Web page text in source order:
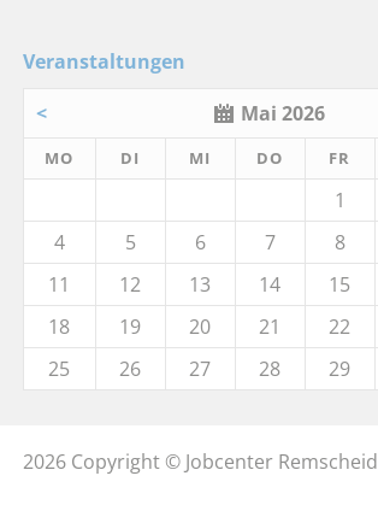
Veranstaltungen
<
Mai 2026
MO DI MI DO FR
1
4
5 6 7 8
11
12 13 14 15
18
19 20 21 22
25
26 27 28 29
2026 Copyright © Jobcenter Remscheid